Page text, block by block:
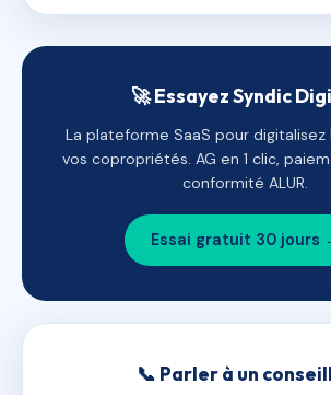
🚀 Essayez Syndic
La plateforme SaaS pour
vos copropriétés. AG en 1 clic,
conformité ALUR.
Essai gratuit 30 jours
📞 Parler à un